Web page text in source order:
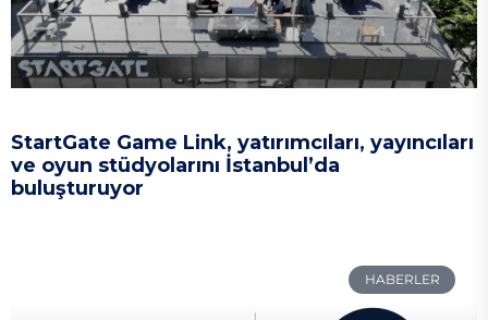
StartGate Game Link, yatırımcıları, yayıncıları
ve oyun stüdyolarını İstanbul’da
buluşturuyor
HABERLER